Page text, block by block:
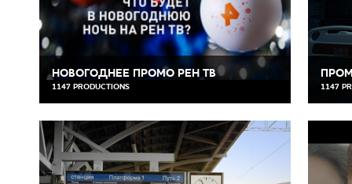
НОВОГОДНЕЕ ПРОМО РЕН ТВ
1147 PRODUCTIONS 1147